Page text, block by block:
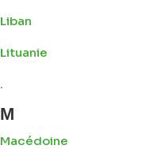
Liban
Lituanie
.
M
Macédoine